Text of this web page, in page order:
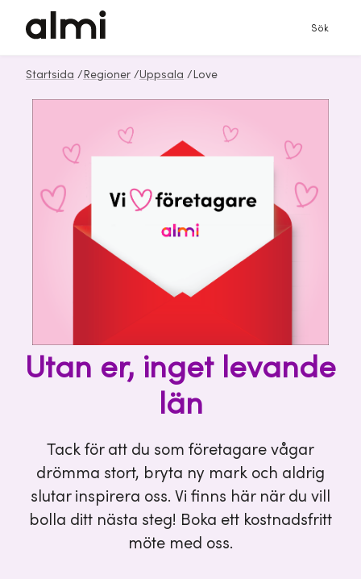
Sök
Startsida / Regioner /Uppsala / Love
Utan er, inget levande
län
Tack för att du som företagare vågar
drömma stort, bryta ny mark och aldrig
slutar inspirera oss. Vi finns här när du vill
bolla ditt nästa steg! Boka ett kostnadsfritt
möte med oss.